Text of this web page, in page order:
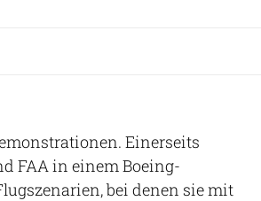
Einerseits
FAA in einem Boeing-
bei denen sie mit